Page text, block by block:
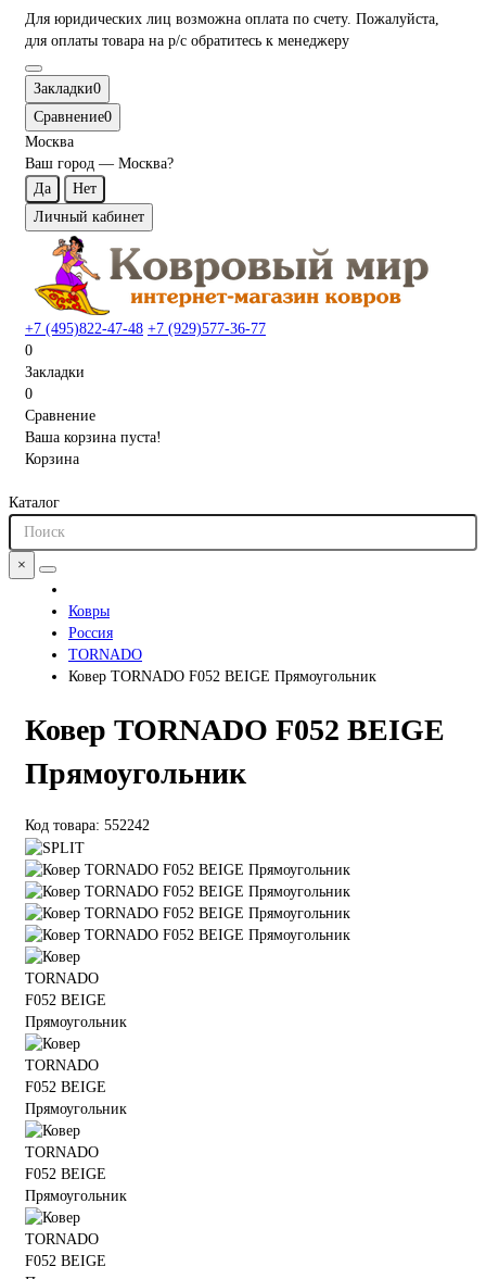
Для юридических лиц возможна оплата по счету. Пожалуйста,
для оплаты товара на р/с обратитесь к менеджеру
Закладки0
Сравнение0
Москва
Ваш город — Москва?
Личный кабинет
+7 (495)822-47-48 +7 (929)577-36-77
0
Закладки
0
Сравнение
Ваша корзина пуста!
Корзина
Каталог
×
Ковры
Россия
TORNADO
Ковер TORNADO F052 BEIGE Прямоугольник
Ковер TORNADO F052 BEIGE
Прямоугольник
Код товара: 552242